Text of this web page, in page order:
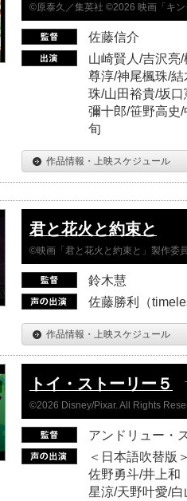
©原泰久／集英社 ©2026 映画「キ
佐藤信介
山崎賢人/吉沢亮
尊淳/神尾楓珠/
珠/山田裕貴/坂
彌十郎/笹野高史
旬
作品情報・上映スケジュール
君と花火と約束と
©映画「君と花火と約束と」製作委
鈴木慧
佐藤勝利（
作品情報・上映スケジュール
トイ・ストーリー５
©2026 Disney/Pixar. All Rights
アンドリュー・
＜日本語吹替版
佐野勇斗/井上和
星涼/天野叶愛/